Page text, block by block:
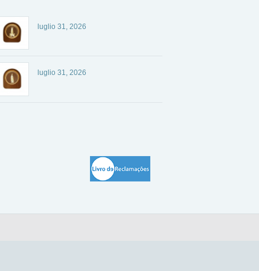
luglio 31, 2026
luglio 31, 2026